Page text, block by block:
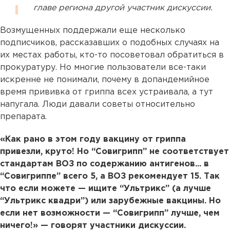
главе региона другой участник дискуссии.
Возмущенных поддержали еще несколько
подписчиков, рассказавших о подобных случаях на
их местах работы, кто-то посоветовал обратиться в
прокуратуру. Но многие пользователи все-таки
искренне не понимали, почему в допандемийное
время прививка от гриппа всех устраивала, а тут
напугала. Люди давали советы относительно
препарата.
«Как рано в этом году вакцину от гриппа
привезли, круто! Но “Совигрипп” не соответствует
стандартам ВОЗ по содержанию антигенов... в
“Совигриппе” всего 5, а ВОЗ рекомендует 15. Так
что если можете — ищите “Ультрикс” (а лучше
“Ультрикс квадри”) или зарубежные вакцины. Но
если нет возможности — “Совигрипп” лучше, чем
ничего!» — говорят участники дискуссии.